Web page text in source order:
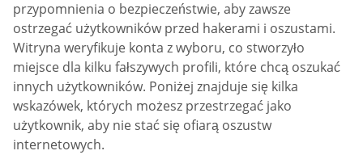
przypomnienia o bezpieczeństwie, aby zawsze
ostrzegać użytkowników przed hakerami i oszustami.
Witryna weryfikuje konta z wyboru, co stworzyło
miejsce dla kilku fałszywych profili, które chcą oszukać
innych użytkowników. Poniżej znajduje się kilka
wskazówek, których możesz przestrzegać jako
użytkownik, aby nie stać się ofiarą oszustw
internetowych.